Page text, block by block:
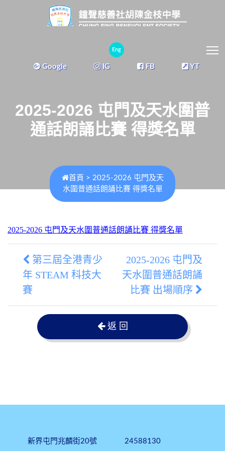
Eng
Google IG FB YT
2025-2026 屯門及天水圍普
通話朗誦比賽 得獎名單
首頁 > 2025-2026 屯門及天
水圍普通話朗誦比賽 得獎名單
2025-2026 屯門及天水圍普通話朗誦比賽 得獎名單
第三屆全港青少
年 STEAM 科技大
賽
2025-2026 屯門及
天水圍普通話朗誦
比賽 出場順序
返 回
新界屯門兆麟街20號 24588130